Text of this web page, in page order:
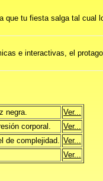
que tu fiesta salga tal cual
e interactivas, el
negra.
Ver...
corporal.
Ver...
de complejidad. Ver...
Ver...